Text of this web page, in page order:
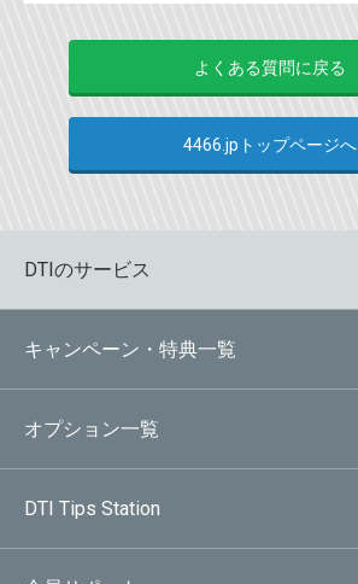
よくある質問に戻る
4466.jpトップページへ
DTIのサービス
キャンペーン・特典一覧
オプション一覧
DTI Tips Station